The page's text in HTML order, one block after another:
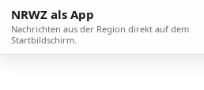
NRWZ als App
Nachrichten aus der Region direkt auf dem
Startbildschirm.